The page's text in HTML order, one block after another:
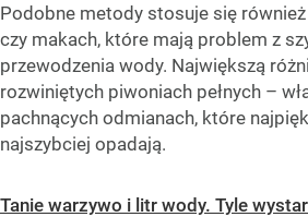
Podobne metody stosuje się
czy makach, które mają problem z
przewodzenia wody. Największą
rozwiniętych piwoniach pełnych –
pachnących odmianach, które
najszybciej opadają.
Tanie warzywo i litr wody. Tyle